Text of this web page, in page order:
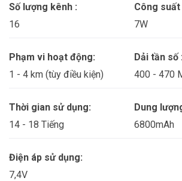
Số lượng kênh :
16
Công suất
7W
Phạm vi hoạt động:
1 - 4 km (tùy điều kiện)
Dải tần số :
400 - 470
Thời gian sử dụng:
14 - 18 Tiếng
Dung
6800mAh
Điện áp sử dụng:
7,4V